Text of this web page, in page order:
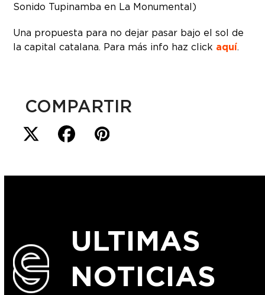
Sonido Tupinamba en La Monumental)
Una propuesta para no dejar pasar bajo el sol de
la capital catalana. Para más info haz click aquí.
COMPARTIR
ULTIMAS
NOTICIAS